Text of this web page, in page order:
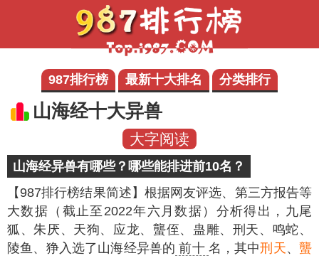
987排行榜 最新十大排名 分类排行
山海经十大异兽
大字阅读
山海经异兽有哪些？哪些能排进前10名？
【987排行榜结果简述】 根据网友评选、第三方报告等
大数据（截止至2022年六月数据）分析得出，九尾
狐、朱厌、天狗、应龙、蠪侄、蛊雕、刑天、鸣蛇、
陵鱼、狰入选了山海经异兽的 前十 名，其中刑天、蠪